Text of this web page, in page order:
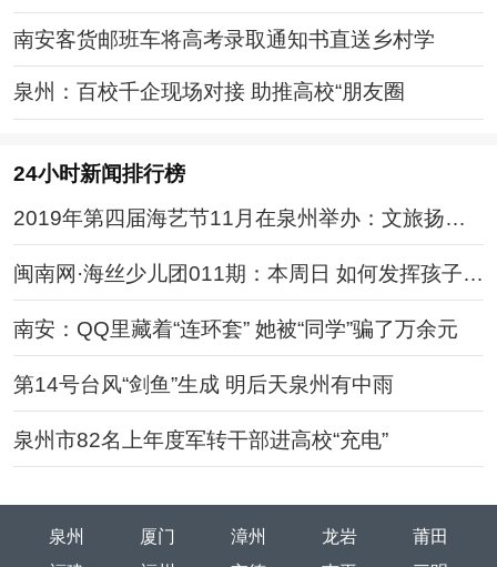
南安客货邮班车将高考录取通知书直送乡村学
泉州：百校千企现场对接 助推高校“朋友圈
24小时新闻排行榜
2019年第四届海艺节11月在泉州举办：文旅扬帆
再起航
闽南网·海丝少儿团011期：本周日 如何发挥孩子的
性格优点分享会火热报名中
南安：QQ里藏着“连环套” 她被“同学”骗了万余元
第14号台风“剑鱼”生成 明后天泉州有中雨
泉州市82名上年度军转干部进高校“充电”
泉州 厦门 漳州 龙岩
莆田